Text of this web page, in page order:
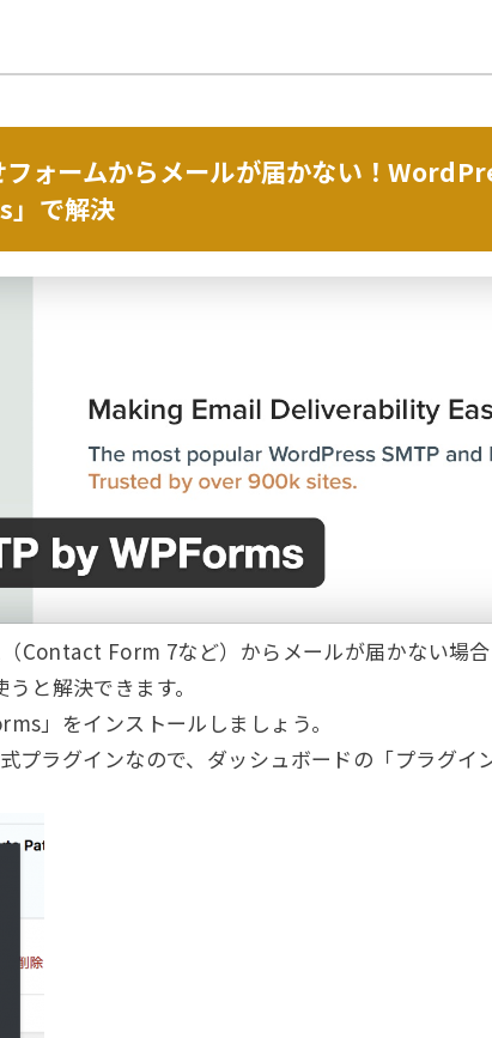
ォームからメールが届かない！
で解決
Contact Form 7など）からメールが届かない場
と解決できます。
」をインストールしましょう。
プラグインなので、ダッシュボードの「プラグ